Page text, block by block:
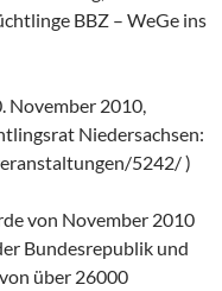
BBZ – WeGe ins
November 2010,
Niedersachsen:
5242/ )
von November 2010
Bundesrepublik und
über 26000